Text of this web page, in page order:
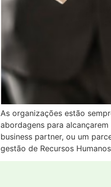
As organizações estão
abordagens para
business partner, ou um
gestão de Recursos